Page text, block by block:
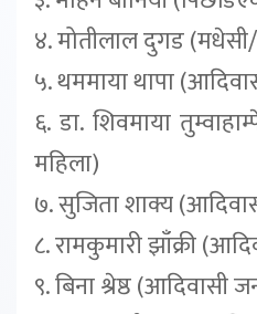
४. मोतीलाल दुगड
५. थममाया थापा
६. डा. शिवमाया
महिला)
७. सुजिता शाक्य
८. रामकुमारी झाँक्री
९. बिना श्रेष्ठ (आदिवासी